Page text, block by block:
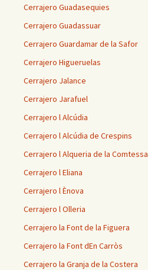
Cerrajero Guadasequies
Cerrajero Guadassuar
Cerrajero Guardamar de la Safor
Cerrajero Higueruelas
Cerrajero Jalance
Cerrajero Jarafuel
Cerrajero l Alcúdia
Cerrajero l Alcúdia de Crespins
Cerrajero l Alqueria de la Comtessa
Cerrajero l Eliana
Cerrajero l Ènova
Cerrajero l Olleria
Cerrajero la Font de la Figuera
Cerrajero la Font dEn Carròs
Cerrajero la Granja de la Costera